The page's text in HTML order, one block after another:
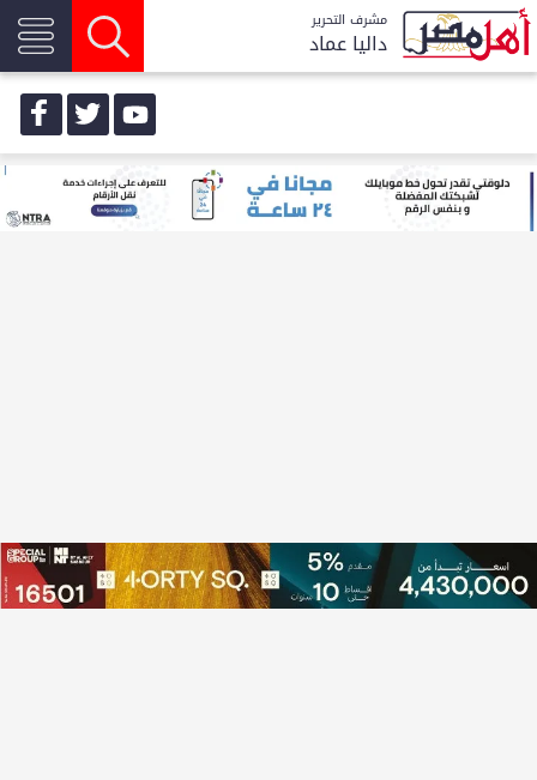
مشرف التحرير
داليا عماد